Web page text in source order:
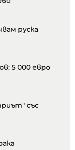
руска
5 000 евро
със